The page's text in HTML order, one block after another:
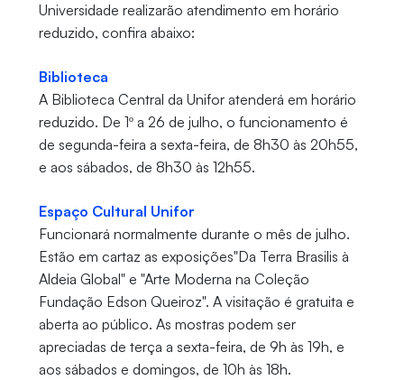
Universidade realizarão atendimento em horário
reduzido, confira abaixo:
Biblioteca
A Biblioteca Central da Unifor atenderá em horário
reduzido. De 1º a 26 de julho, o funcionamento é
de segunda-feira a sexta-feira, de 8h30 às 20h55,
e aos sábados, de 8h30 às 12h55.
Espaço Cultural Unifor
Funcionará normalmente durante o mês de julho.
Estão em cartaz as exposições"Da Terra Brasilis à
Aldeia Global" e "Arte Moderna na Coleção
Fundação Edson Queiroz". A visitação é gratuita e
aberta ao público. As mostras podem ser
apreciadas de terça a sexta-feira, de 9h às 19h, e
aos sábados e domingos, de 10h às 18h.